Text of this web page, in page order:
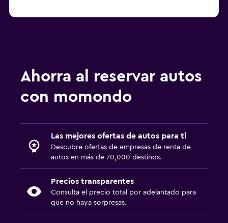
Ahorra al reservar autos
con momondo
Las mejores ofertas de autos para ti
Descubre ofertas de empresas de renta de
autos en más de 70,000 destinos.
Precios transparentes
Consulta el precio total por adelantado para
que no haya sorpresas.